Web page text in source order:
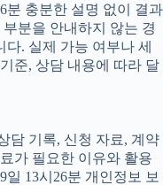
분 충분한 설명 없이 결과
분을 안내하지 않는 경
. 실제 가능 여부나 세
준, 상담 내용에 따라 달
담 기록, 신청 자료, 계약
가 필요한 이유와 활용
일 13시26분 개인정보 보